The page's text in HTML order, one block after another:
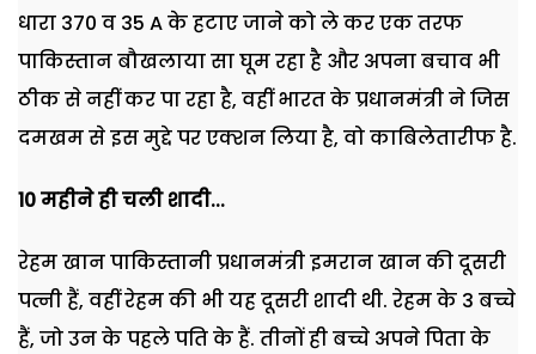
धारा 370 व 35 A के हटाए जाने को ले कर एक तरफ
पाकिस्तान बौखलाया सा घूम रहा है और अपना बचाव भी
ठीक से नहीं कर पा रहा है, वहीं भारत के प्रधानमंत्री ने जिस
दमखम से इस मुद्दे पर एक्शन लिया है, वो काबिलेतारीफ है.
10 महीने ही चली शादी...
रेहम खान पाकिस्तानी प्रधानमंत्री इमरान खान की दूसरी
पत्नी हैं, वहीं रेहम की भी यह दूसरी शादी थी. रेहम के 3 बच्चे
हैं, जो उन के पहले पति के हैं. तीनों ही बच्चे अपने पिता के